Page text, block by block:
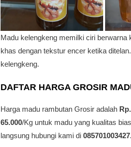
Madu kelengkeng memilki ciri
khas dengan tekstur encer ketika
kelengkeng.
DAFTAR HARGA GROSIR
Harga madu rambutan Grosir adalah
65.000/Kg untuk madu yang kualitas
langsung hubungi kami di